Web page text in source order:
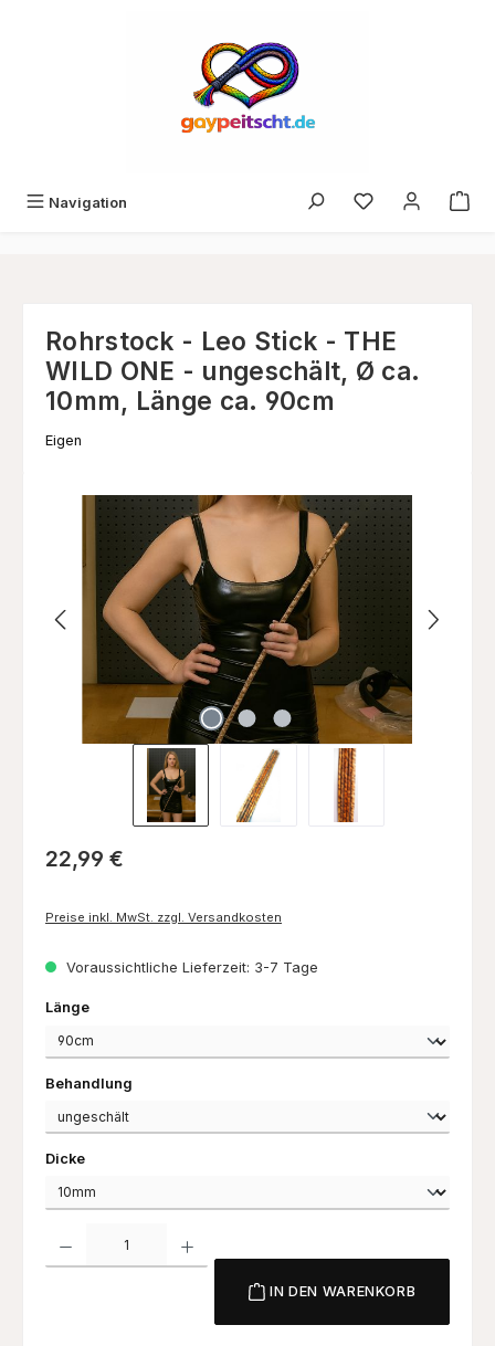
Navigation Du hast 0
Rohrstock - Leo Stick - THE
WILD ONE - ungeschält, Ø ca.
10mm, Länge ca. 90cm
Eigen
Bildergalerie überspringen
Regulärer Preis:
22,99 €
Preise inkl. MwSt. zzgl. Versandkosten
Voraussichtliche Lieferzeit: 3-7 Tage
Längeauswählen
Behandlung
Dickeauswählen
IN DEN WARENKORB